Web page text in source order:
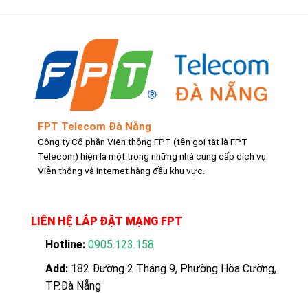
FPT Telecom Đà Nẵng
Công ty Cổ phần Viễn thông FPT (tên gọi tắt là FPT
Telecom) hiện là một trong những nhà cung cấp dịch vụ
Viễn thông và Internet hàng đầu khu vực.
LIÊN HỆ LẮP ĐẶT MẠNG FPT
Hotline: 0905.123.158
Add: 182 Đường 2 Tháng 9, Phường Hòa Cường,
TP.Đà Nẵng